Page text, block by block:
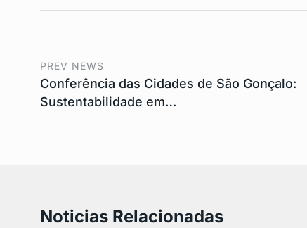
PREV NEWS
Conferência das Cidades de São Gonçalo:
Sustentabilidade em…
Noticias Relacionadas